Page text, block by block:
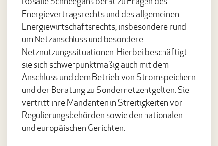
Energievertragsrechts und des allgemeinen
Energiewirtschaftsrechts, insbesondere rund
um Netzanschluss und besondere
Netznutzungssituationen. Hierbei beschäftigt
sie sich schwerpunktmäßig auch mit dem
Anschluss und dem Betrieb von Stromspeichern
und der Beratung zu Sondernetzentgelten. Sie
vertritt ihre Mandanten in Streitigkeiten vor
Regulierungsbehörden sowie den nationalen
und europäischen Gerichten.